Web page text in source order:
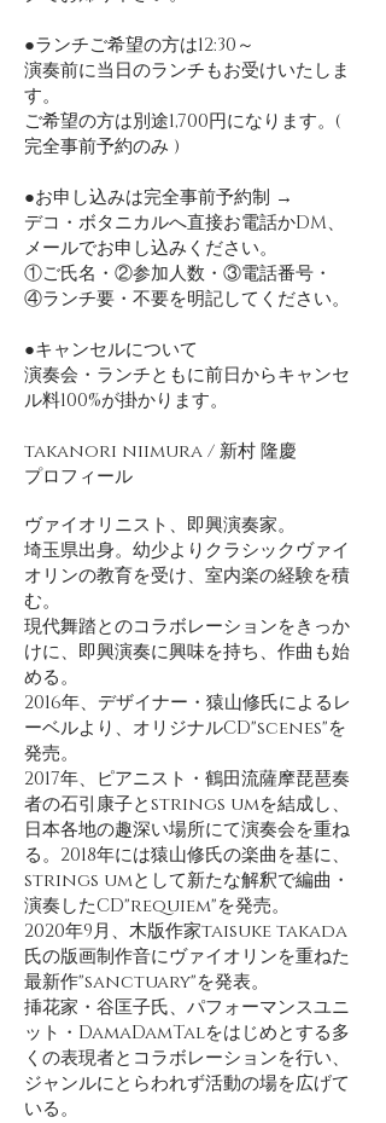
●ランチご希望の方は12:30～
演奏前に当日のランチもお受けいたしま
す。
ご希望の方は別途1,700円になります。(
完全事前予約のみ )
●お申し込みは完全事前予約制 →
デコ・ボタニカルへ直接お電話かDM、
メールでお申し込みください。
①ご氏名・②参加人数・③電話番号・
④ランチ要・不要を明記してください。
●キャンセルについて
演奏会・ランチともに前日からキャンセ
ル料100%が掛かります。
takanori niimura / 新村 隆慶
​プロフィール
ヴァイオリニスト、即興演奏家。
埼玉県出身。幼少よりクラシックヴァイ
オリンの教育を受け、室内楽の経験を積
む。
現代舞踏とのコラボレーションをきっか
けに、即興演奏に興味を持ち、作曲も始
める。
2016年、デザイナー・猿山修氏によるレ
ーベルより、オリジナルCD"scenes"を
発売。
2017年、ピアニスト・鶴田流薩摩琵琶奏
者の石引康子とstrings umを結成し、
日本各地の趣深い場所にて演奏会を重ね
る。2018年には猿山修氏の楽曲を基に、
strings umとして新たな解釈で編曲・
演奏したCD"requiem"を発売。
2020年9月、木版作家taisuke takada
氏の版画制作音にヴァイオリンを重ねた
最新作"sanctuary"を発表。
挿花家・谷匡子氏、パフォーマンスユニ
ット・DamaDamTalをはじめとする多
くの表現者とコラボレーションを行い、
ジャンルにとらわれず活動の場を広げて
いる。